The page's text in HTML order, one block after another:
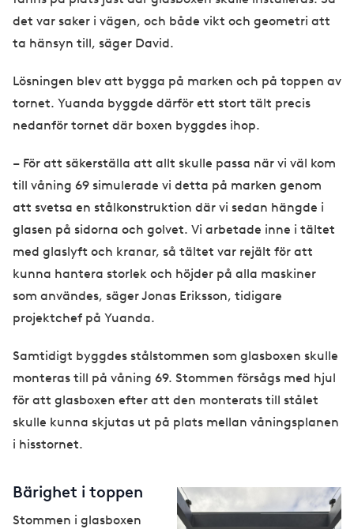
det var saker i vägen, och både vikt och geometri att
ta hänsyn till, säger David.
Lösningen blev att bygga på marken och på toppen av
tornet. Yuanda byggde därför ett stort tält precis
nedanför tornet där boxen byggdes ihop.
– För att säkerställa att allt skulle passa när vi väl kom
till våning 69 simulerade vi detta på marken genom
att svetsa en stålkonstruktion där vi sedan hängde i
glasen på sidorna och golvet. Vi arbetade inne i tältet
med glaslyft och kranar, så tältet var rejält för att
kunna hantera storlek och höjder på alla maskiner
som användes, säger Jonas Eriksson, tidigare
projektchef på Yuanda.
Samtidigt byggdes stålstommen som glasboxen skulle
monteras till på våning 69. Stommen försågs med hjul
för att glasboxen efter att den monterats till stålet
skulle kunna skjutas ut på plats mellan våningsplanen
i hisstornet.
Bärighet i toppen
Stommen i glasboxen